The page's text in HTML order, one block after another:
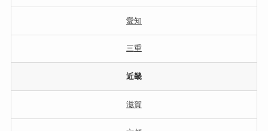
愛知
三重
近畿
滋賀